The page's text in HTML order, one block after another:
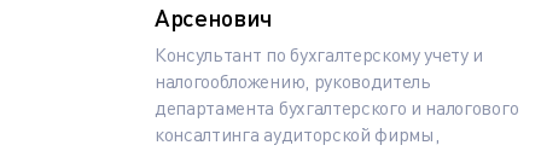
Арсенович
Консультант по бухгалтерскому учету и
налогообложению, руководитель
департамента бухгалтерского и налогового
консалтинга аудиторской фирмы,